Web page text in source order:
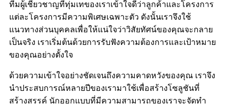
ทีมผู้เชี่ยวชาญที่ทุ่มเทของเราเข้าใจดีว่าลูกค้าและโครงการ
แต่ละโครงการมีความพิเศษเฉพาะตัว ดังนั้นเราจึงใช้
แนวทางส่วนบุคคลเพื่อให้แน่ใจว่าวิสัยทัศน์ของคุณจะกลาย
เป็นจริง เราเริ่มต้นด้วยการรับฟังความต้องการและเป้าหมาย
ของคุณอย่างตั้งใจ
ด้วยความเข้าใจอย่างชัดเจนถึงความคาดหวังของคุณ เราจึง
นำประสบการณ์หลายปีของเรามาใช้เพื่อสร้างโซลูชันที่
สร้างสรรค์ นักออกแบบที่มีความสามารถของเราจะจัดทำ